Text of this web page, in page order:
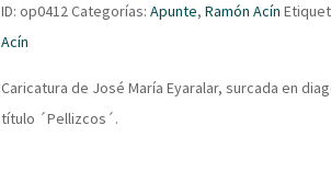
ID:op0412Categorías:Apunte,Ramón Acín
Acín
Caricatura de José María Eyaralar, surcada en
título ´Pellizcos´.